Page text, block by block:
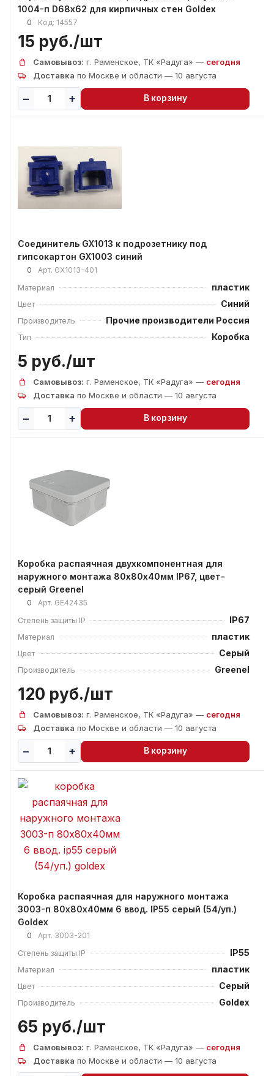
1004-п D68х62 для кирпичных стен Goldex
0 Код: 14557
15 руб./шт
Самовывоз: г. Раменское, ТК «Радуга» — сегодня
Доставка по Москве и области — 10 августа
В корзину
Соединитель GX1013 к подрозетнику под
гипсокартон GX1003 синий
0 Арт. GX1013-401
Материал
пластик
Цвет Синий
Производитель Прочие производители Россия
Тип Коробка
5 руб./шт
Самовывоз: г. Раменское, ТК «Радуга» — сегодня
Доставка по Москве и области — 10 августа
В корзину
Коробка распаячная двухкомпонентная для
наружного монтажа 80х80х40мм IP67, цвет-
серый Greenel
0 Арт. GE42435
Степень защиты IP
IP67
Материал пластик
Цвет Серый
Производитель Greenel
120 руб./шт
Самовывоз: г. Раменское, ТК «Радуга» — сегодня
Доставка по Москве и области — 10 августа
В корзину
Коробка распаячная для наружного монтажа
3003-п 80х80х40мм 6 ввод. IP55 серый (54/уп.)
Goldex
0 Арт. 3003-201
Степень защиты IP
IP55
Материал пластик
Цвет Серый
Производитель Goldex
65 руб./шт
Самовывоз: г. Раменское, ТК «Радуга» — сегодня
Доставка по Москве и области — 10 августа